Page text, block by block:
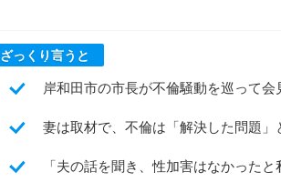
ざっくり言うと
岸和田市の市長が不倫騒動を巡って
妻は取材で、不倫は「解決した問題
「夫の話を聞き、性加害はなかった